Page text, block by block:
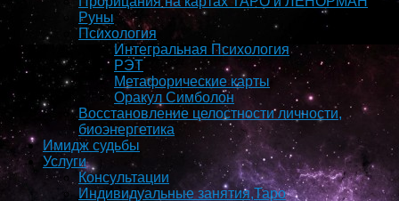
Руны
Психология
Интегральная Психология
РЭТ
Метафорические карты
Оракул Симболон
Восстановление целостности личности,
биоэнергетика
Имидж судьбы
Услуги
Консультации
Индивидуальные занятия,Таро